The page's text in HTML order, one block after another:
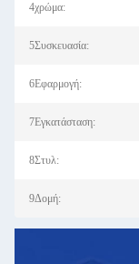
4χρώμα:
5Συσκευασία:
6Εφαρμογή:
7Εγκατάσταση:
8Στυλ:
9Δομή: